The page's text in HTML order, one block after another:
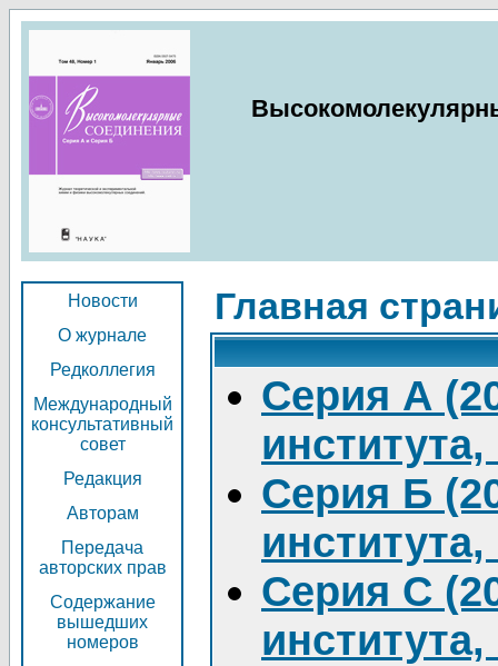
Новости
О журнале
Редколлегия
Международный
консультативный
совет
Редакция
Авторам
Передача
авторских прав
Содержание
вышедших
номеров
Главная
Серия А
Серия Б
Серия С